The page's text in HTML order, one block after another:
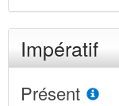
Impératif
Présent